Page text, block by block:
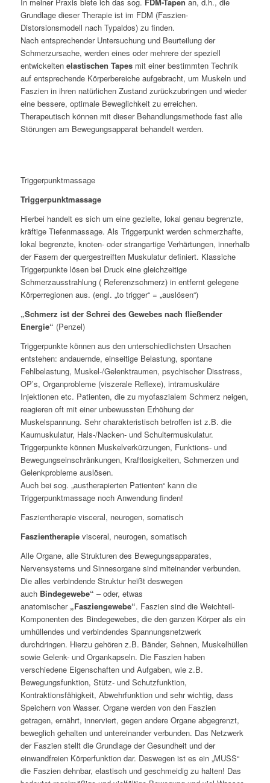
Grundlage dieser Therapie ist im FDM (Faszien-
Distorsionsmodell nach Typaldos) zu finden.
Nach entsprechender Untersuchung und Beurteilung der
Schmerzursache, werden eines oder mehrere der speziell
entwickelten elastischen Tapesmit einer bestimmten Technik
auf entsprechende Körperbereiche aufgebracht, um Muskeln und
Faszien in ihren natürlichen Zustand zurückzubringen und wieder
eine bessere, optimale Beweglichkeit zu erreichen.
Therapeutisch können mit dieser Behandlungsmethode fast alle
Störungen am Bewegungsapparat behandelt werden.
Triggerpunktmassage
Triggerpunktmassage
Hierbei handelt es sich um eine gezielte, lokal genau begrenzte,
kräftige Tiefenmassage. Als Triggerpunkt werden schmerzhafte,
lokal begrenzte, knoten- oder strangartige Verhärtungen, innerhalb
der Fasern der quergestreiften Muskulatur definiert. Klassiche
Triggerpunkte lösen bei Druck eine gleichzeitige
Schmerzausstrahlung ( Referenzschmerz) in entfernt gelegene
Körperregionen aus. (engl. „to trigger“ = „auslösen“)
„Schmerz ist der Schrei des Gewebes nach fließender
Energie“ (Penzel)
Triggerpunkte können aus den unterschiedlichsten Ursachen
entstehen: andauernde, einseitige Belastung, spontane
Fehlbelastung, Muskel-/Gelenktraumen, psychischer Disstress,
OP’s, Organprobleme (viszerale Reflexe), intramuskuläre
Injektionen etc. Patienten, die zu myofaszialem Schmerz neigen,
reagieren oft mit einer unbewussten Erhöhung der
Muskelspannung. Sehr charakteristisch betroffen ist z.B. die
Kaumuskulatur, Hals-/Nacken- und Schultermuskulatur.
Triggerpunkte können Muskelverkürzungen, Funktions- und
Bewegungseinschränkungen, Kraftlosigkeiten, Schmerzen und
Gelenkprobleme auslösen.
Auch bei sog. „austherapierten Patienten“ kann die
Triggerpunktmassage noch Anwendung finden!
Faszientherapie visceral, neurogen, somatisch
Faszientherapie visceral, neurogen, somatisch
Alle Organe, alle Strukturen des Bewegungsapparates,
Nervensystems und Sinnesorgane sind miteinander verbunden.
Die alles verbindende Struktur heißt deswegen
auch Bindegewebe“ – oder, etwas
anatomischer „Fasziengewebe“. Faszien sind die Weichteil-
Komponenten des Bindegewebes, die den ganzen Körper als ein
umhüllendes und verbindendes Spannungsnetzwerk
durchdringen. Hierzu gehören z.B. Bänder, Sehnen, Muskelhüllen
sowie Gelenk- und Organkapseln. Die Faszien haben
verschiedene Eigenschaften und Aufgaben, wie z.B.
Bewegungsfunktion, Stütz- und Schutzfunktion,
Kontraktionsfähigkeit, Abwehrfunktion und sehr wichtig, dass
Speichern von Wasser. Organe werden von den Faszien
getragen, ernährt, innerviert, gegen andere Organe abgegrenzt,
beweglich gehalten und untereinander verbunden. Das Netzwerk
der Faszien stellt die Grundlage der Gesundheit und der
einwandfreien Körperfunktion dar. Deswegen ist es ein „MUSS“
die Faszien dehnbar, elastisch und geschmeidig zu halten! Das